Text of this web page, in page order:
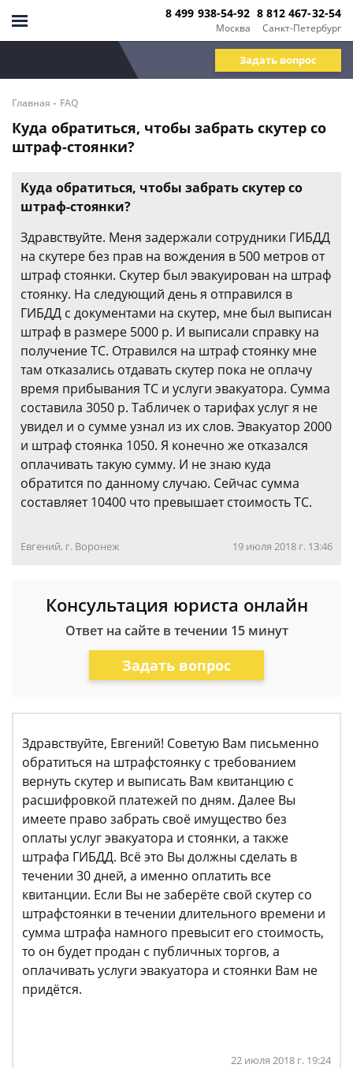
Москва
8 499 938-54-92
Санкт-Петербург
8 812 467-32-54
Задать вопрос
Главная - FAQ
Куда обратиться, чтобы забрать скутер со
штраф-стоянки?
Куда обратиться, чтобы забрать скутер со
штраф-стоянки?
Здравствуйте. Меня задержали сотрудники ГИБДД
на скутере без прав на вождения в 500 метров от
штраф стоянки. Скутер был эвакуирован на штраф
стоянку. На следующий день я отправился в
ГИБДД с документами на скутер, мне был выписан
штраф в размере 5000 р. И выписали справку на
получение ТС. Отравился на штраф стоянку мне
там отказались отдавать скутер пока не оплачу
время прибывания ТС и услуги эвакуатора. Сумма
составила 3050 р. Табличек о тарифах услуг я не
увидел и о сумме узнал из их слов. Эвакуатор 2000
и штраф стоянка 1050. Я конечно же отказался
оплачивать такую сумму. И не знаю куда
обратится по данному случаю. Сейчас сумма
составляет 10400 что превышает стоимость ТС.
Евгений, г. Воронеж 19 июля 2018 г. 13:46
Консультация юриста онлайн
Ответ на сайте в течении 15 минут
Задать вопрос
Здравствуйте, Евгений! Советую Вам письменно
обратиться на штрафстоянку с требованием
вернуть скутер и выписать Вам квитанцию с
расшифровкой платежей по дням. Далее Вы
имеете право забрать своё имущество без
оплаты услуг эвакуатора и стоянки, а также
штрафа ГИБДД. Всё это Вы должны сделать в
течении 30 дней, а именно оплатить все
квитанции. Если Вы не заберёте свой скутер со
штрафстоянки в течении длительного времени и
сумма штрафа намного превысит его стоимость,
то он будет продан с публичных торгов, а
оплачивать услуги эвакуатора и стоянки Вам не
придётся.
22 июля 2018 г. 19:24